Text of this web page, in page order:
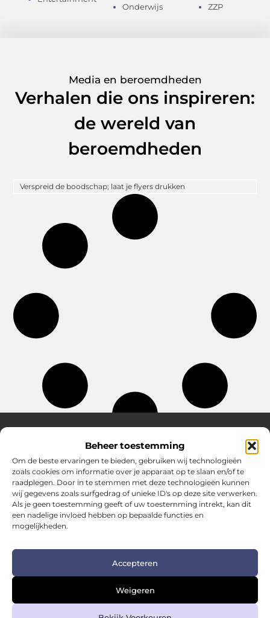
Beheer toestemming
Om de beste ervaringen te bieden, gebruiken wij technologieën
zoals cookies om informatie over je apparaat op te slaan en/of te
raadplegen. Door in te stemmen met deze technologieën kunnen
wij gegevens zoals surfgedrag of unieke ID's op deze site verwerken.
Als je geen toestemming geeft of uw toestemming intrekt, kan dit
een nadelige invloed hebben op bepaalde functies en
mogelijkheden.
Accepteren
Weigeren
Onderwijs
ZZP
Media en beroemdheden
Verhalen die ons inspireren:
de wereld van
beroemdheden
Verspreid de boodschap; laat je flyers drukken
Over Hotspotmagazine
Jouw bron voor inspiratie en handige tips voor het
dagelijks leven.
Verken een uitgebreide selectie blogs en artikelen
boordevol praktische adviezen en verrassende inzichten
om het beste uit elke dag te halen.